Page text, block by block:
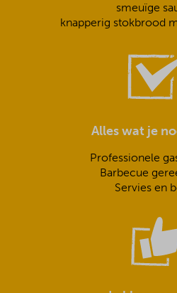
smeuïge
knapperig stokbrood
Alles wat je
Professionele
Barbecue
Servies en